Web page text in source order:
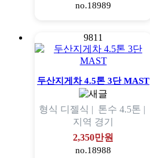
no.18989
9811
두산지게차 4.5톤 3단 MAST
형식 디젤식 | 톤수 4.5톤 |
지역 경기
2,350만원
no.18988